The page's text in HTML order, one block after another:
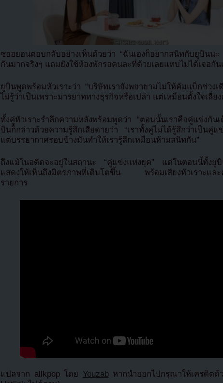
ซอฮยอนตอบกลับอย่างเห็นด้วยว่า “ฉันเองก็อยากสนิทกับยูบินน
กันมากจริงๆ แถมยังใช้ห้องพักรอคนละที่ด้วยเลยแทบไม่ได้เจอกัน
ยูบินพูดพร้อมหัวเราะว่า “บริษัทเรายังพยายามไม่ให้คัมแบ็กช่วงเ
ไม่รู้ว่าเป็นเพราะมารยาททางธุรกิจหรือเปล่า แต่เหมือนตั้งใจเลี่ยง
ทั้งคู่หัวเราะรำลึกความหลังพร้อมพูดว่า “ตอนนั้นเราคือคู่แข่งกัน
บินก็กล่าวด้วยความรู้สึกเสียดายว่า “เราทั้งคู่ไม่ได้รู้สึกว่าเป็นคู่
แต่บรรยากาศรอบข้างมันทำให้เรารู้สึกเหมือนห้ามสนิทกัน”
ถึงแม้ในอดีตจะอยู่ในสถานะ “คู่แข่งแห่งยุค” แต่ในตอนนี้ทั้งยู
แสดงให้เห็นถึงมิตรภาพที่เติบโตขึ้น พร้อมเสียงหัวเราะและ
รายการ
แปลจาก allkpop โดย Youzabหากนำออกไปกรุณาให้เครดิตด้